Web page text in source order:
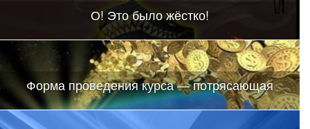
О! Это было жёстко!
Форма проведения курса — потрясающая